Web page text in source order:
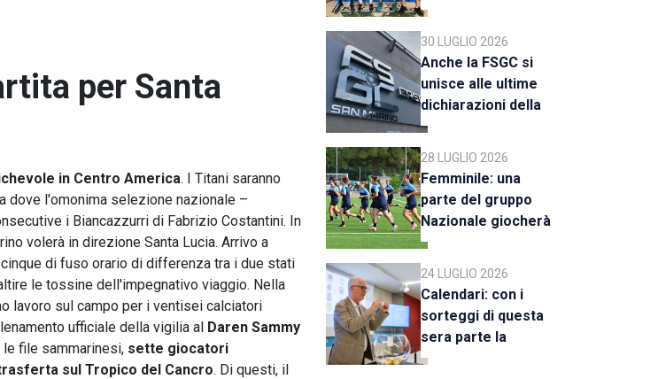
per Santa
in Centro America. I Titani saranno
dove l'omonima selezione nazionale –
i Biancazzurri di Fabrizio Costantini. In
volerà in direzione Santa Lucia. Arrivo a
di fuso orario di differenza tra i due stati
le tossine dell'impegnativo viaggio. Nella
lavoro sul campo per i ventisei calciatori
ufficiale della vigilia al Daren Sammy
file sammarinesi, sette giocatori
sul Tropico del Cancro. Di questi, il
al raduno della CAN
C
30 LUGLIO 2026
Anche la FSGC si
unisce alle ultime
dichiarazioni della
UEFA
28 LUGLIO 2026
Femminile: una
parte del gruppo
Nazionale giocherà
a Rimini
24 LUGLIO 2026
Calendari: con i
sorteggi di questa
sera parte la
stagione 2026-27